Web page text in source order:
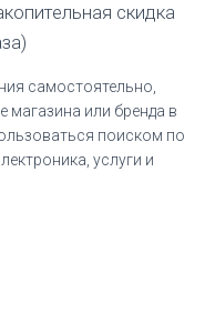
скидка
самостоятельно,
магазина или бренда в
поиском по
услуги и